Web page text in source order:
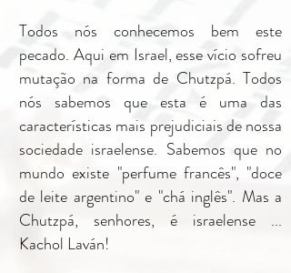
Todos nós conhecemos bem este
pecado. Aqui em Israel, esse vício sofreu
mutação na forma de Chutzpá. Todos
nós sabemos que esta é uma das
características mais prejudiciais de nossa
sociedade israelense. Sabemos que no
mundo existe "perfume francês", "doce
de leite argentino" e "chá inglês". Mas a
Chutzpá, senhores, é israelense ...
Kachol Laván!